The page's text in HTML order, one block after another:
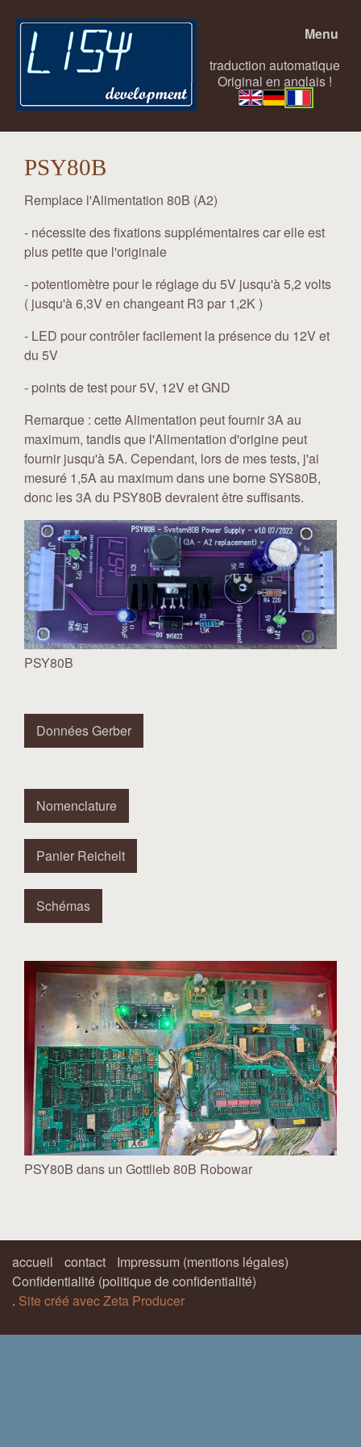
Menu
traduction automatique
Original en anglais !
PSY80B
Remplace l'Alimentation 80B (A2)
- nécessite des fixations supplémentaires car elle est
plus petite que l'originale
- potentiomètre pour le réglage du 5V jusqu'à 5,2 volts
( jusqu'à 6,3V en changeant R3 par 1,2K )
- LED pour contrôler facilement la présence du 12V et
du 5V
- points de test pour 5V, 12V et GND
Remarque : cette Alimentation peut fournir 3A au
maximum, tandis que l'Alimentation d'origine peut
fournir jusqu'à 5A. Cependant, lors de mes tests, j'ai
mesuré 1,5A au maximum dans une borne SYS80B,
donc les 3A du PSY80B devraient être suffisants.
PSY80B
Données Gerber
Nomenclature
Panier Reichelt
Schémas
PSY80B dans un Gottlieb 80B Robowar
accueil contact
Impressum (mentions légales)
Confidentialité (politique de confidentialité)
. Site créé avec Zeta Producer